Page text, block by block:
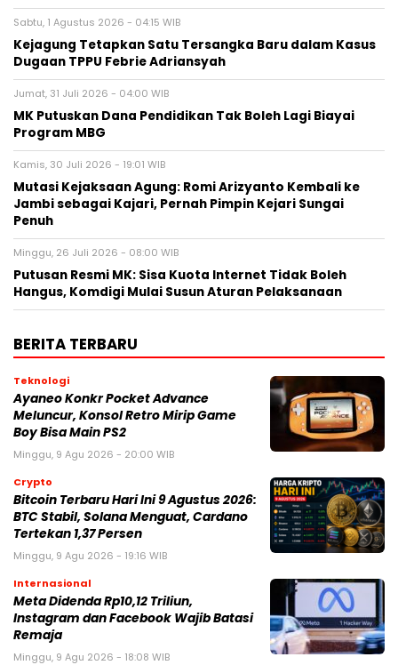
Sabtu, 1 Agustus 2026 - 04:15 WIB
Kejagung Tetapkan Satu Tersangka Baru dalam Kasus
Dugaan TPPU Febrie Adriansyah
Jumat, 31 Juli 2026 - 04:00 WIB
MK Putuskan Dana Pendidikan Tak Boleh Lagi Biayai
Program MBG
Kamis, 30 Juli 2026 - 19:01 WIB
Mutasi Kejaksaan Agung: Romi Arizyanto Kembali ke
Jambi sebagai Kajari, Pernah Pimpin Kejari Sungai
Penuh
Minggu, 26 Juli 2026 - 08:00 WIB
Putusan Resmi MK: Sisa Kuota Internet Tidak Boleh
Hangus, Komdigi Mulai Susun Aturan Pelaksanaan
BERITA TERBARU
Teknologi
Ayaneo Konkr Pocket Advance
Meluncur, Konsol Retro Mirip Game
Boy Bisa Main PS2
Minggu, 9 Agu 2026 - 20:00 WIB
Crypto
Bitcoin Terbaru Hari Ini 9 Agustus 2026:
BTC Stabil, Solana Menguat, Cardano
Tertekan 1,37 Persen
Minggu, 9 Agu 2026 - 19:16 WIB
Internasional
Meta Didenda Rp10,12 Triliun,
Instagram dan Facebook Wajib Batasi
Remaja
Minggu, 9 Agu 2026 - 18:08 WIB